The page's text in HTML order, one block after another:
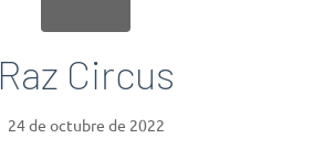
Raz Circus
24 de octubre de 2022